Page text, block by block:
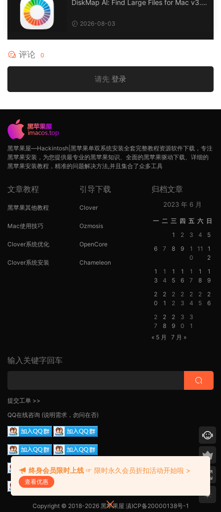
DiskMap Al: Find Large Files for Mac v3.1
2026-08-03
评论 0
请先 登录
黑苹果屋—Hackintosh|黑苹果单双系统安装全套完整教程资源软件下载，专注
黑苹果安装，为您提供最专业的黑苹果知识、全面的黑苹果驱动下载、详细的
黑苹果安装教程，精准的问题解决方法,并且集合了众多工具
文章教程
黑苹果其他教程
Mac使用技巧
Clover系统优化
Clover系统安装
引导下载
Clover
Ozmosis
OpenCore
Chameleon
归档文章
2023 年 6 月
一 二 三 四 五 六 日
1
2 3 4
5
6
7 8 9
1
0
11
1
2
1
3
1
4
1
5
1
6
1
7
1
8
1
9
2
0
2
1
2
2
2
3
2
4
2
5
2
6
2
7
2
8
2
9
3
0
3
1
« 5 月
7 月 »
输入关键字回车
提交工单 >>
QQ在线咨询 (说明需求，勿问在否)
Copyright © 2018-2026 黑苹果屋 滇ICP备20000138号-1
终身会员限时上线 ☞ 限时永久会员折扣活动开始啦 >
查看优惠